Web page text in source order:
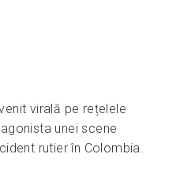
virală pe rețelele
unei scene
rutier în Colombia.